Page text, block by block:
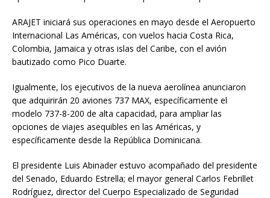
ARAJET iniciará sus operaciones en mayo desde el Aeropuerto
Internacional Las Américas, con vuelos hacia Costa Rica,
Colombia, Jamaica y otras islas del Caribe, con el avión
bautizado como Pico Duarte.
Igualmente, los ejecutivos de la nueva aerolínea anunciaron
que adquirirán 20 aviones 737 MAX, específicamente el
modelo 737-8-200 de alta capacidad, para ampliar las
opciones de viajes asequibles en las Américas, y
específicamente desde la República Dominicana.
El presidente Luis Abinader estuvo acompañado del presidente
del Senado, Eduardo Estrella; el mayor general Carlos Febrillet
Rodríguez, director del Cuerpo Especializado de Seguridad